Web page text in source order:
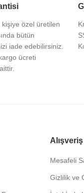
kişiye özel üretilen
bütün
iade edebilirsiniz.
ücreti
Alışveriş
Mesafeli
Gizlilik ve